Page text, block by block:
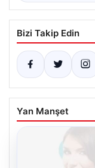
Bizi Takip Edin
Yan Manşet